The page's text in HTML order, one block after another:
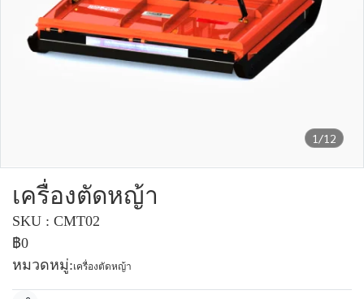
1/12
เครื่องตัดหญ้า
SKU : CMT02
฿0
หมวดหมู่:เครื่องตัดหญ้า